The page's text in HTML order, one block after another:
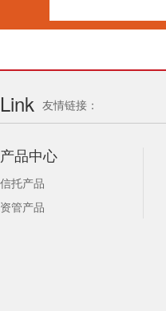
Link 友情链接：
产品中心
信托产品
资管产品